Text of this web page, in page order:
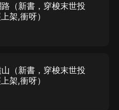
（新書，穿梭末世投
架,衝呀）
（新書，穿梭末世投
架,衝呀）